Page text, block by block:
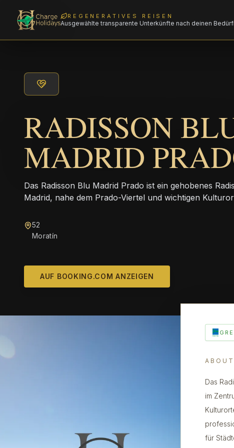
REGENERATIVES REISEN
Ausgewählte transparente Unterkünfte nach deinen
RADISSON
MADRID
Das Radisson Blu Madrid Prado ist ein gehobenes
Madrid, nahe dem Prado-Viertel und wichtigen
52
Moratín
AUF BOOKING.COM ANZEIGEN
Das
im
für